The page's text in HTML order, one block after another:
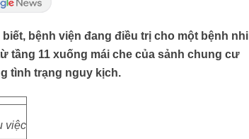
bệnh viện đang điều trị cho một bệnh nhi
tầng 11 xuống mái che của sảnh chung cư
tình trạng nguy kịch.
việc